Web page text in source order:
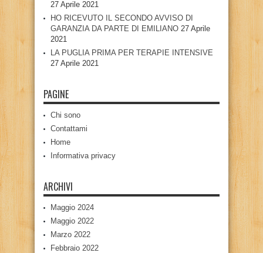
27 Aprile 2021
HO RICEVUTO IL SECONDO AVVISO DI
GARANZIA DA PARTE DI EMILIANO 27 Aprile
2021
LA PUGLIA PRIMA PER TERAPIE INTENSIVE
27 Aprile 2021
PAGINE
Chi sono
Contattami
Home
Informativa privacy
ARCHIVI
Maggio 2024
Maggio 2022
Marzo 2022
Febbraio 2022